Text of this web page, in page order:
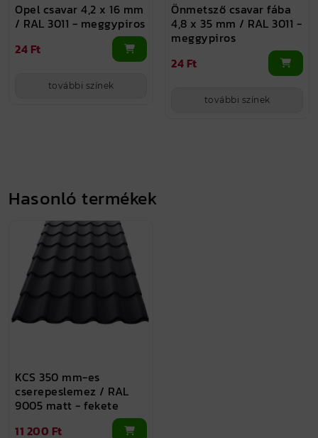
Opel csavar 4,2 x 16 mm
/ RAL 3011 - meggypiros
24 Ft
további színek
Önmetsző csavar fába
4,8 x 35 mm / RAL 3011 -
meggypiros
24 Ft
további színek
Hasonló termékek
KCS 350 mm-es
cserepeslemez / RAL
9005 matt - fekete
11 200 Ft